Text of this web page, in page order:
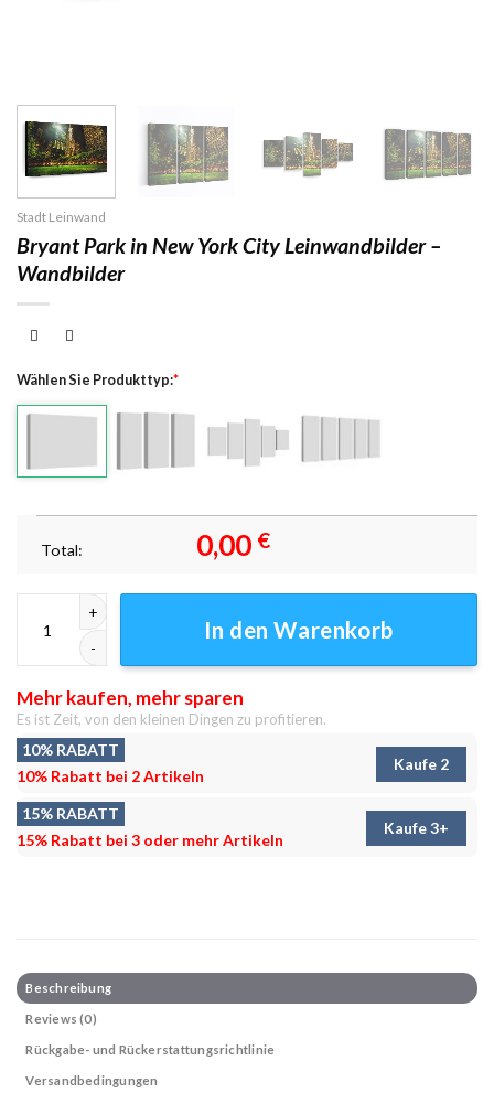
Stadt Leinwand
Bryant Park in New York City Leinwandbilder –
Wandbilder
Wählen Sie Produkttyp:*
Total: 0,00 €
In den Warenkorb
Mehr kaufen, mehr sparen
Es ist Zeit, von den kleinen Dingen zu profitieren.
10% RABATT
10% Rabatt bei 2 Artikeln
Kaufe 2
15% RABATT
15% Rabatt bei 3 oder mehr Artikeln
Kaufe 3+
Beschreibung
Reviews (0)
Rückgabe- und Rückerstattungsrichtlinie
Versandbedingungen